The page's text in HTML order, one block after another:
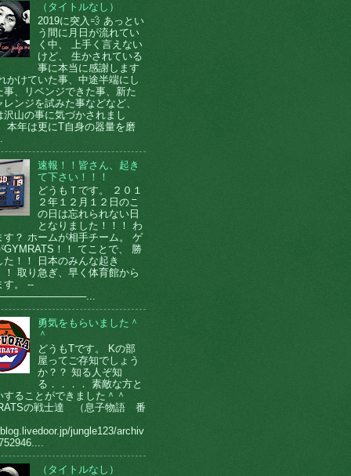
（タイトルなし）
2019に突入💨 あっとい
う間に月日が流れてい
く中、 上手く言えない
けど、 生かされている
事に本当に感謝します
かけていた事、中途半端にし
事、リベンジできた事、新た
レンジを試みた事などなど、
沢山の事に気づかされまし
本年は更にT自身の器量を磨
速報！！皆さん、起き
て下さい！！！
どうもＴです。 ２０１
２年１２月１２日のこ
の日は忘れられない日
となりました！！！ わ
す？ ホームが相手チーム。 ゲ
GYMRATS！！ てことで、 勝
た！！ 日本のみんな起き
！ 取り急ぎ、早く体育館から
す。 --
勇気をもらいました＾
＾
どうもTです。 Kの部
屋ってご存知でしょう
か？？ 知る人ぞ知
る．．．． 素敵な方と
することができました＾＾
の戦士達 （息子物語 番
jungle123/archiv
（タイトルなし）